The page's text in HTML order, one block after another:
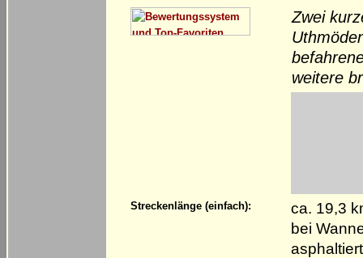
Zwei
weitere
Streckenlänge (einfach):
ca. 19,3
bei